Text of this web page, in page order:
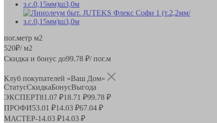
пог.метр м2
520₽/ м2
Скидка и бонус до99.78 ₽/ пог.м
Клуб покупателей «Ваш Дом»
СтатусСкидкаБонусВыгода
ЭКСПЕРТ81.07 ₽18.71 ₽99.78 ₽
ПРОФИ53.01 ₽14.03 ₽67.04 ₽
МАСТЕР-14.03 ₽14.03 ₽